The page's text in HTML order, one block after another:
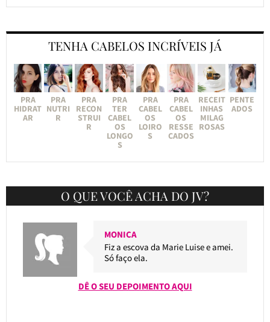
TENHA CABELOS INCRÍVEIS JÁ
PRA
HIDRAT
AR
PRA
NUTRI
R
PRA
RECON
STRUI
R
PRA
TER
CABEL
OS
LONGO
S
PRA
CABEL
OS
LOIRO
S
PRA
CABEL
OS
RESSE
CADOS
RECEIT
INHAS
MILAG
ROSAS
PENTE
ADOS
O QUE VOCÊ ACHA DO JV?
MONICA
Fiz a escova da Marie Luise e amei.
Só faço ela.
DÊ O SEU DEPOIMENTO AQUI